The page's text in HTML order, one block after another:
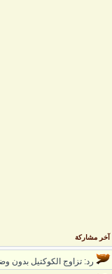
آخر مشاركة
رد: تزاوج الكوكتيل بدون